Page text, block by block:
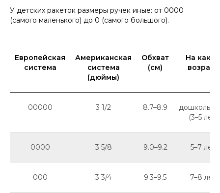
У детских ракеток размеры ручек иные: от 0000
(самого маленького) до 0 (самого большого).
Европейская
система
Американская
система
(дюймы)
Обхват
(см)
На какой
возраст
00000 3 1/2 8.7–8.9
(3–5 лет)
0000 3 5/8 9.0–9.2 5–7 лет
000 3 3/4 9.3–9.5 7–8 лет